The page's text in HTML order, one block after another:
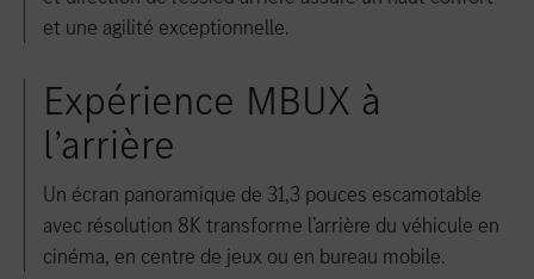
et une agilité exceptionnelle.
Expérience MBUX à
l’arrière
Un écran panoramique de 31,3 pouces escamotable
avec résolution 8K transforme l’arrière du véhicule en
cinéma, en centre de jeux ou en bureau mobile.